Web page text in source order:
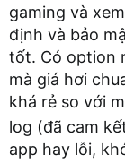
gaming và
định và bảo
tốt. Có option
mà giá hơi
khá rẻ so với
log (đã cam
app hay lỗi,